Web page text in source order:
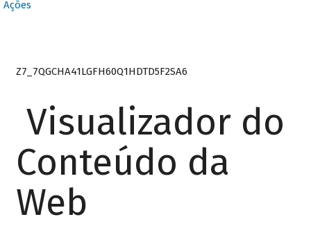
Ações
Z7_7QGCHA41LGFH60Q1HDTD5F2SA6
Visualizador do
Conteúdo da
Web